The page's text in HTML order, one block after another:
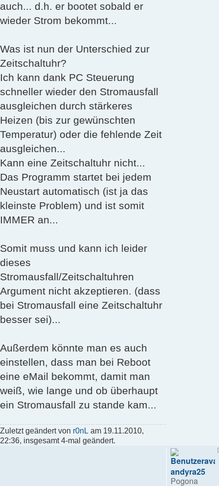
auch... d.h. er bootet sobald er
wieder Strom bekommt...
Was ist nun der Unterschied zur
Zeitschaltuhr?
Ich kann dank PC Steuerung
schneller wieder den Stromausfall
ausgleichen durch stärkeres
Heizen (bis zur gewünschten
Temperatur) oder die fehlende Zeit
ausgleichen...
Kann eine Zeitschaltuhr nicht...
Das Programm startet bei jedem
Neustart automatisch (ist ja das
kleinste Problem) und ist somit
IMMER an...
Somit muss und kann ich leider
dieses
Stromausfall/Zeitschaltuhren
Argument nicht akzeptieren. (dass
bei Stromausfall eine Zeitschaltuhr
besser sei)...
Außerdem könnte man es auch
einstellen, dass man bei Reboot
eine eMail bekommt, damit man
weiß, wie lange und ob überhaupt
ein Stromausfall zu stande kam...
Zuletzt geändert von r0nL am 19.11.2010,
22:36, insgesamt 4-mal geändert.
andyra25
Pogona